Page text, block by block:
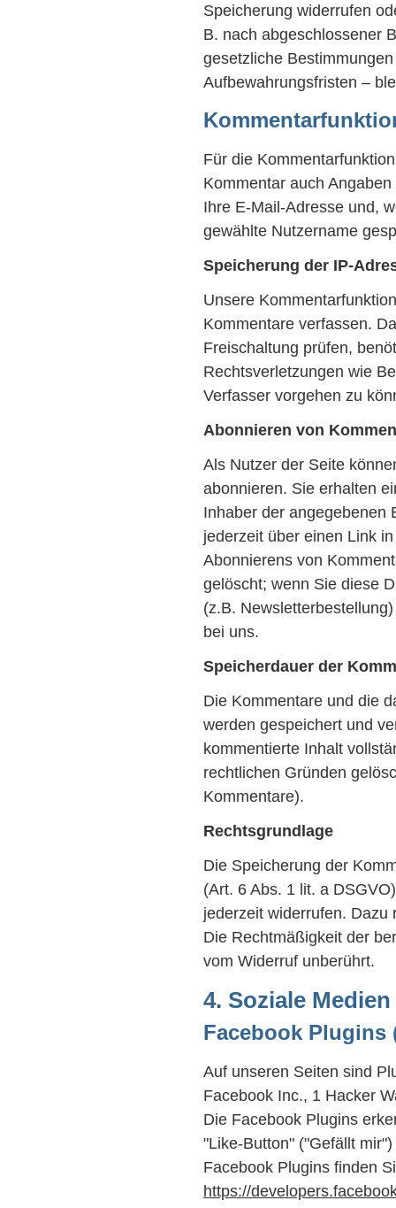
Speicherung widerrufen
B. nach abgeschlossener
gesetzliche
Aufbewahrungsfristen –
Für die
Kommentar auch
Ihre E-Mail-Adresse und,
gewählte Nutzername
Speicherung der IP-
Unsere
Kommentare verfassen.
Freischaltung prüfen,
Rechtsverletzungen wie
Verfasser vorgehen zu
Abonnieren von
Als Nutzer der Seite
abonnieren. Sie erhalten
Inhaber der angegebenen
jederzeit über einen Link
Abonnierens von
gelöscht; wenn Sie diese
(z.B.
bei uns.
Speicherdauer der
Die Kommentare und die
werden gespeichert und
kommentierte Inhalt
rechtlichen Gründen
Kommentare).
Rechtsgrundlage
Die Speicherung der
(Art. 6 Abs. 1 lit. a
jederzeit widerrufen.
Die Rechtmäßigkeit der
vom Widerruf unberührt.
4. Soziale Medien
Facebook Plugins
Auf unseren Seiten sind
Facebook Inc., 1 Hacker
Die Facebook Plugins
"Like-Button" ("Gefällt
Facebook Plugins finden
https://